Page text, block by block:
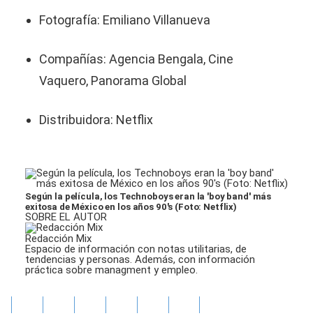
Fotografía: Emiliano Villanueva
Compañías: Agencia Bengala, Cine
Vaquero, Panorama Global
Distribuidora: Netflix
Según la película, los Technoboys eran la 'boy band' más
exitosa de México en los años 90's (Foto: Netflix)
SOBRE EL AUTOR
Redacción Mix
Espacio de información con notas utilitarias, de
tendencias y personas. Además, con información
práctica sobre managment y empleo.